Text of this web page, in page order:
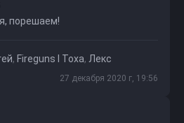
порешаем!
, Fireguns l Toxa, Лекс
27 декабря 2020 г, 19:56